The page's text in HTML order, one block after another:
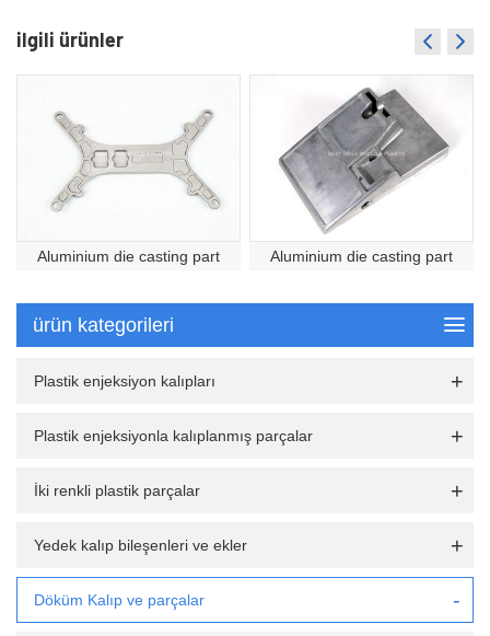
ilgili ürünler
Aluminium die casting part Aluminium die casting part
ürün kategorileri
Plastik enjeksiyon kalıpları
Plastik enjeksiyonla kalıplanmış parçalar
İki renkli plastik parçalar
Yedek kalıp bileşenleri ve ekler
Döküm Kalıp ve parçalar